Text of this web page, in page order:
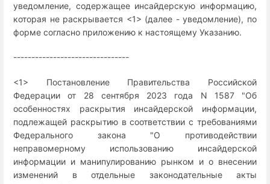
уведомление, содержащее инсайдерскую информацию,
которая не раскрывается <1> (далее - уведомление), по
форме согласно приложению к настоящему Указанию.
--------------------------------
<1> Постановление Правительства Российской
Федерации от 28 сентября 2023 года N 1587 "Об
особенностях раскрытия инсайдерской информации,
подлежащей раскрытию в соответствии с требованиями
Федерального закона "О противодействии
неправомерному использованию инсайдерской
информации и манипулированию рынком и о внесении
изменений в отдельные законодательные акты